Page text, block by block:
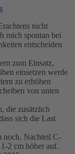
nicht
mich spontan bei
entscheiden
zum Einsatz,
einsetzen werde
zu erhöhen
von unten
die zusätzlich
sich die Last
noch. Nachteil C-
2 cm höher auf.